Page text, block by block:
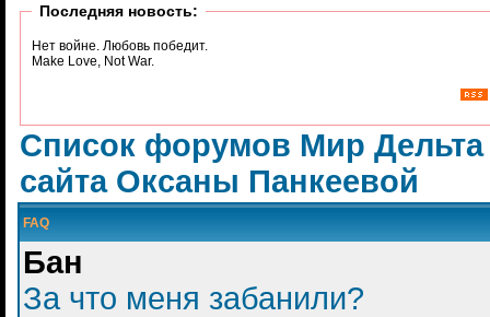
Последняя новость:
Нет войне. Любовь победит.
Make Love, Not War.
Список форумов Мир
сайта Оксаны Панкеевой
FAQ
Бан
За что меня забанили?